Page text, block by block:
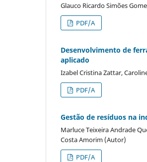
Glauco Ricardo Simões
PDF/A
Desenvolvimento de
aplicado
Izabel Cristina Zattar,
PDF/A
Gestão de resíduos na
Marluce Teixeira Andrade
Costa Amorim (Autor)
PDF/A